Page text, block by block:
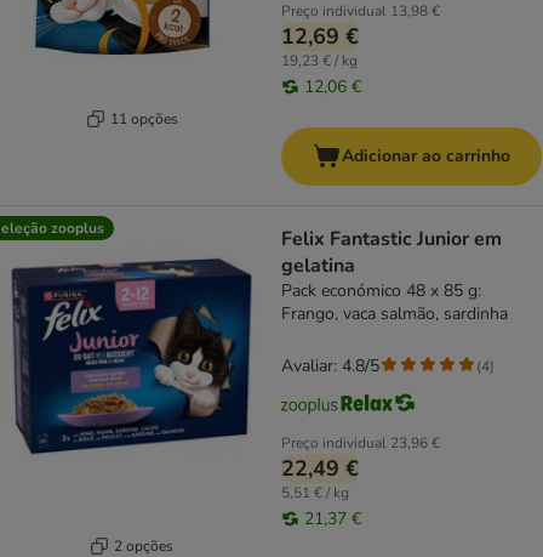
11 opções
Preço individual 13,98 €
12,69 €
19,23 € / kg
12,06 €
Adicionar ao carrinho
zooplus
2 opções
Felix Fantastic Junior em
gelatina
Pack económico 48 x 85 g:
Frango, vaca salmão, sardinha
Preço individual 23,96 €
22,49 €
5,51 € / kg
21,37 €
Avaliar: 4.8/5 (4)